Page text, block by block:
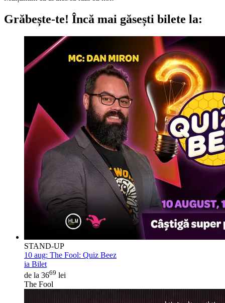
Grăbește-te! Încă mai găsești bilete la:
STAND-UP
10 aug: The Fool: Quiz Beez
ia Bilet
de la 3669 lei
The Fool